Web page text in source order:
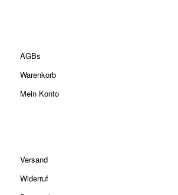
AGBs
Warenkorb
Mein Konto
Versand
Widerruf